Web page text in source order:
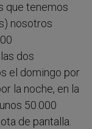
que tenemos
nosotros
dos
el domingo por
la noche, en la
50.000
de pantalla.